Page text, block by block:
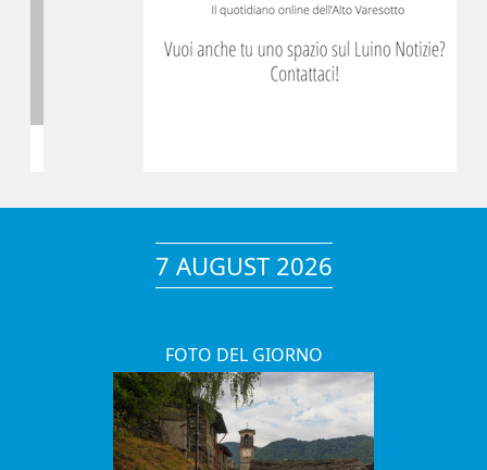
7 AUGUST 2026
FOTO DEL GIORNO